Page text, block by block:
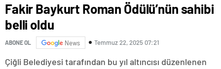
Fakir Baykurt Roman Ödülü’nün sahibi
belli oldu
ABONE OL News Temmuz 22, 2025 07:21
Çiğli Belediyesi tarafından bu yıl altıncısı düzenlenen